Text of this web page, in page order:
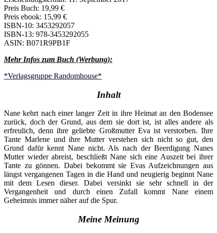
Preis Buch: 19,99 €
Preis ebook: 15,99 €
ISBN-10: 3453292057
ISBN-13: 978-3453292055
ASIN: B071R9PB1F
Mehr Infos zum Buch (Werbung):
*Verlagsgruppe Randomhouse*
Inhalt
Nane kehrt nach einer langer Zeit in ihre Heimat an den Bodensee
zurück, doch der Grund, aus dem sie dort ist, ist alles andere als
erfreulich, denn ihre geliebte Großmutter Eva ist verstorben. Ihre
Tante Marlene und ihre Mutter verstehen sich nicht so gut, den
Grund dafür kennt Nane nicht. Als nach der Beerdigung Nanes
Mutter wieder abreist, beschließt Nane sich eine Auszeit bei ihrer
Tante zu gönnen. Dabei bekommt sie Evas Aufzeichnungen aus
längst vergangenen Tagen in die Hand und neugierig beginnt Nane
mit dem Lesen dieser. Dabei versinkt sie sehr schnell in der
Vergangenheit und durch einen Zufall kommt Nane einem
Geheimnis immer näher auf die Spur.
Meine Meinung